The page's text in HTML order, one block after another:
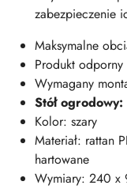
zabezpieczenie
Maksymalne
Produkt
Wymagany
Stół ogrodowy:
Kolor: szary
Materiał: rattan
hartowane
Wymiary: 240 x